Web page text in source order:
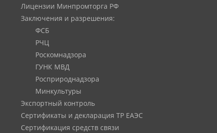
Лицензии Минпромторга РФ
Заключения и разрешения:
ФСБ
РЧЦ
Роскомнадзора
ГУНК МВД
Росприроднадзора
Минкультуры
Экспортный контроль
Сертификаты и декларация ТР ЕАЭС
Сертификация средств связи